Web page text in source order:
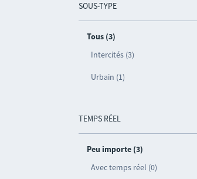
SOUS-TYPE
Tous (3)
Intercités (3)
Urbain (1)
TEMPS RÉEL
Peu importe (3)
Avec temps réel (0)